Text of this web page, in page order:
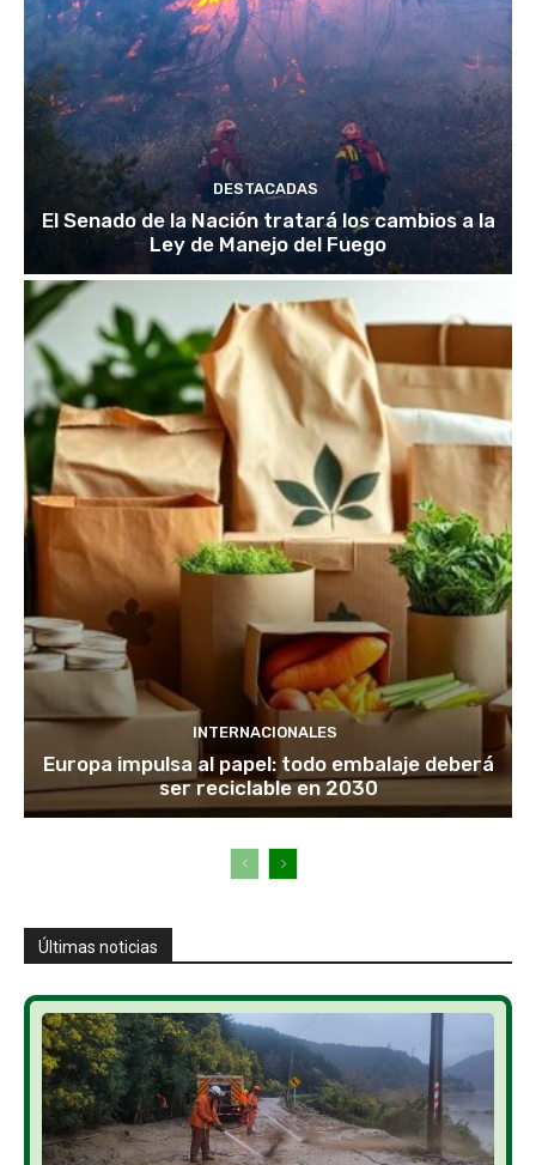
DESTACADAS
El Senado de la Nación tratará los cambios a la
Ley de Manejo del Fuego
INTERNACIONALES
Europa impulsa al papel: todo embalaje deberá
ser reciclable en 2030
Últimas noticias